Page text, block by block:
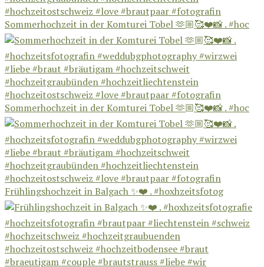
Sommerhochzeit in der Komturei Tobel 🫶🏼🥰❤️📸 . #hoc
Sommerhochzeit in der Komturei Tobel 🫶🏼🥰❤️📸 . #hoc
Frühlingshochzeit in Balgach ✨❤️ . #hoxhzeitsfotog